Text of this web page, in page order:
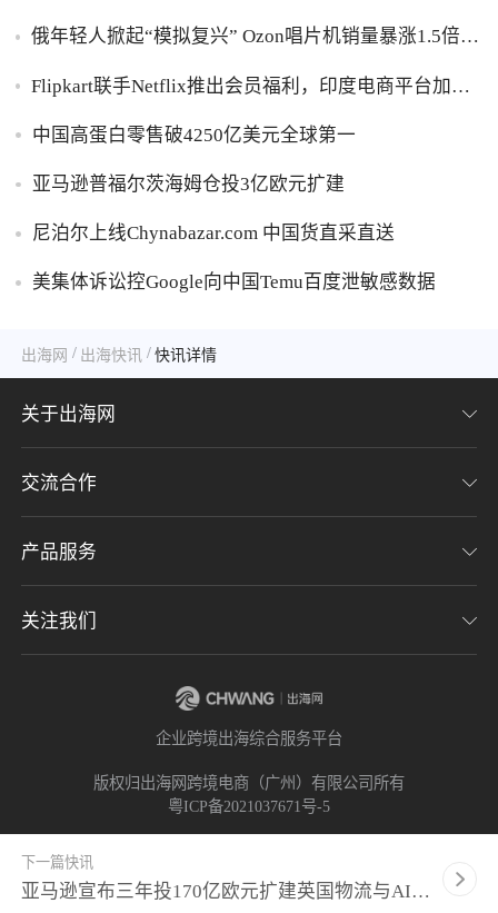
俄年轻人掀起“模拟复兴” Ozon唱片机销量暴涨1.5倍黑
Flipkart联手Netflix推出会员福利，印度电商平台加码
中国高蛋白零售破4250亿美元全球第一
亚马逊普福尔茨海姆仓投3亿欧元扩建
尼泊尔上线Chynabazar.com 中国货直采直送
美集体诉讼控Google向中国Temu百度泄敏感数据
出海网 / 出海快讯 / 快讯详情
关于出海网
关于我们
加入我们
隐私协议
交流合作
联系我们
意见反馈
产品服务
CHWE全球跨境电商展
关注我们
企业跨境出海综合服务平台
版权归出海网跨境电商（广州）有限公司所有
粤ICP备2021037671号-5
下一篇快讯
亚马逊宣布三年投170亿欧元扩建英国物流与AI基